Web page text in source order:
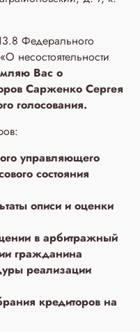
Федерального
несостоятельности
Вас о
Сарженко Сергея
голосования.
управляющего
состояния
описи и оценки
в арбитражный
гражданина
реализации
кредиторов на